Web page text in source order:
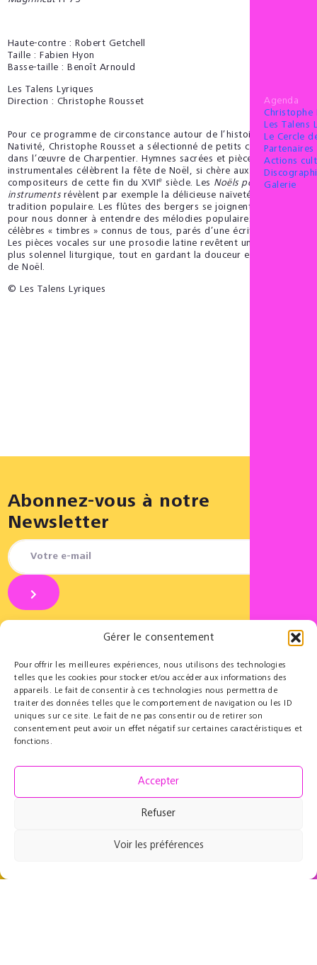
Gérer le consentement
Pour offrir les meilleures expériences, nous utilisons des technologies
telles que les cookies pour stocker et/ou accéder aux informations des
appareils. Le fait de consentir à ces technologies nous permettra de
traiter des données telles que le comportement de navigation ou les ID
uniques sur ce site. Le fait de ne pas consentir ou de retirer son
consentement peut avoir un effet négatif sur certaines caractéristiques et
fonctions.
Accepter
Refuser
Voir les préférences
Agenda
Christophe
Les Talens
Le Cercle
Actions
Galerie
Haute-contre : Robert Getchell
Taille : Fabien Hyon
Basse-taille : Benoît Arnould
Les Talens Lyriques
Direction : Christophe Rousset
Pour ce programme de circonstance autour de l’histoire de la
Nativité, Christophe Rousset a sélectionné de petits chefs-d’œuvre
dans l’œuvre de Charpentier. Hymnes sacrées et pièces
instrumentales célèbrent la fête de Noël, si chère aux
compositeurs de cette fin du XVIIe siècle. Les Noëls pour les
instrumentsrévèlent par exemple la délicieuse naïveté de la
tradition populaire. Les flûtes des bergers se joignent aux violons
pour nous donner à entendre des mélodies populaires, ces
célèbres « timbres » connus de tous, parés d’une écriture savante.
Les pièces vocales sur une prosodie latine revêtent un caractère
plus solennel liturgique, tout en gardant la douceur et la fraîcheur
de Noël.
© Les Talens Lyriques
Abonnez-vous à notre
Newsletter
Partenaires
Le Cercle des Mécènes
Partenaires institutionnels
Nous soutenir
Éducatif
Résidences pédagogiques
t@lenschool
Grand Parcours Sonore
Contact